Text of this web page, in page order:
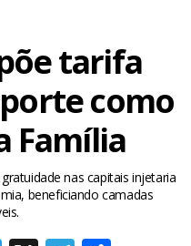
tarifa
como
Família
nas capitais injetaria
beneficiando camadas